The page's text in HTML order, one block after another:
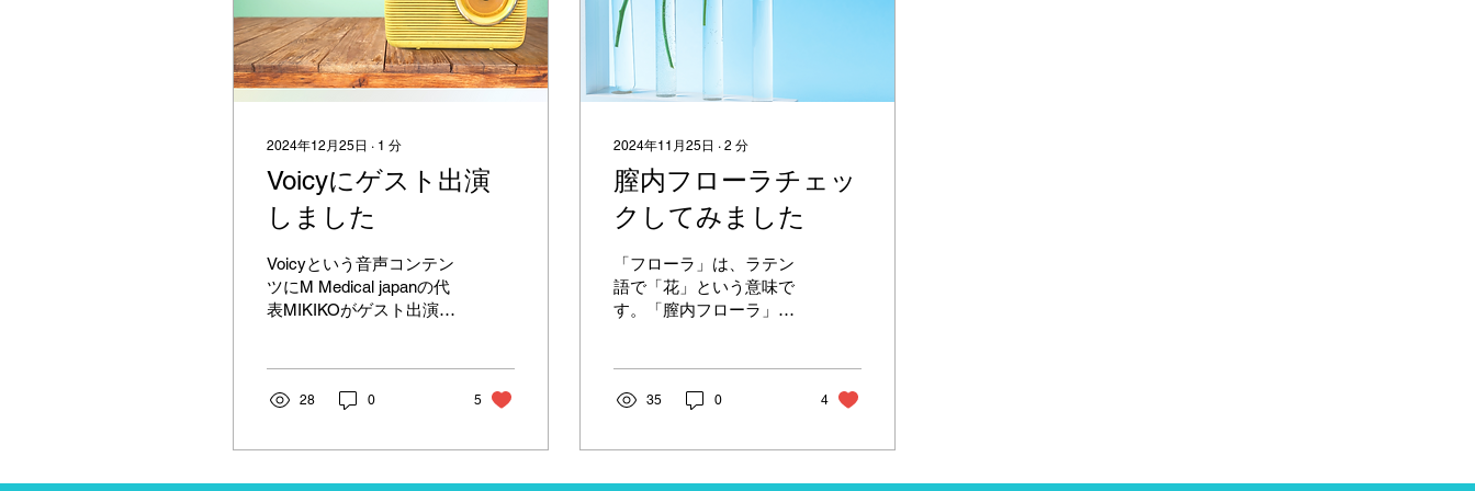
2024年12月25日 ∙ 1 分
Voicyにゲスト出演
しました
Voicyという音声コンテン
ツにM Medical japanの代
表MIKIKOがゲスト出演し
「美」と「健康」をサポ
ション雑誌JBB by 日本視
28 0 5
2024年11月25日 ∙ 2 分
膣内フローラチェッ
クしてみました
「フローラ」は、ラテン
語で「花」という意味で
す。「膣内フローラ」と
康を維持するために重要
具体的には、腸内フロー
35 0 4